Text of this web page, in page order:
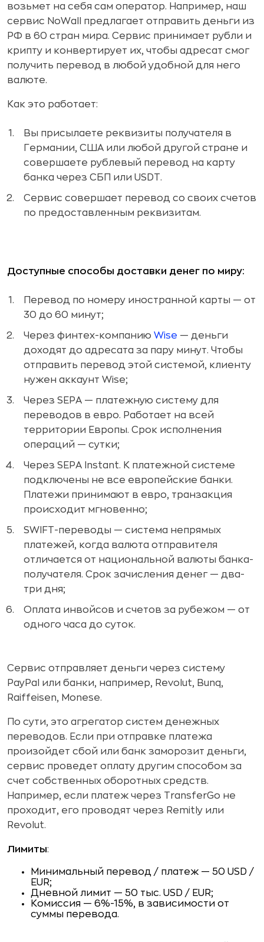
возьмет на себя сам оператор. Например, наш
сервис NoWall предлагает отправить деньги из
РФ в 60 стран мира. Сервис принимает рубли и
крипту и конвертирует их, чтобы адресат смог
получить перевод в любой удобной для него
валюте.
Как это работает:
Вы присылаете реквизиты получателя в
Германии, США или любой другой стране и
совершаете рублевый перевод на карту
банка через СБП или USDT.
Сервис совершает перевод со своих счетов
по предоставленным реквизитам.
Доступные способы доставки денег по миру:
Перевод по номеру иностранной карты — от
30 до 60 минут;
Через финтех-компанию Wise — деньги
доходят до адресата за пару минут. Чтобы
отправить перевод этой системой, клиенту
нужен аккаунт Wise;
Через SEPA — платежную систему для
переводов в евро. Работает на всей
территории Европы. Срок исполнения
операций — сутки;
Через SEPA Instant. К платежной системе
подключены не все европейские банки.
Платежи принимают в евро, транзакция
происходит мгновенно;
SWIFT-переводы — система непрямых
платежей, когда валюта отправителя
отличается от национальной валюты банка-
получателя. Срок зачисления денег — два-
три дня;
Оплата инвойсов и счетов за рубежом — от
одного часа до суток.
Сервис отправляет деньги через систему
PayPal или банки, например, Revolut, Bunq,
Raiffeisen, Monese.
По сути, это агрегатор систем денежных
переводов. Если при отправке платежа
произойдет сбой или банк заморозит деньги,
сервис проведет оплату другим способом за
счет собственных оборотных средств.
Например, если платеж через TransferGo не
проходит, его проводят через Remitly или
Revolut.
Лимиты:
Минимальный перевод / платеж — 50 USD /
EUR;
Дневной лимит — 50 тыс. USD / EUR;
Комиссия — 6%-15%, в зависимости от
суммы перевода.